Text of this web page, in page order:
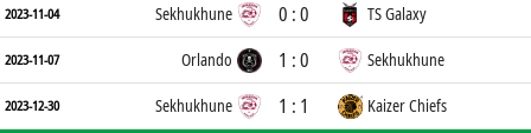
2023-11-04 Sekhukhune 0 : 0 TS Galaxy
2023-11-07 Orlando 1 : 0 Sekhukhune
2023-12-30 Sekhukhune 1 : 1 Kaizer Chiefs